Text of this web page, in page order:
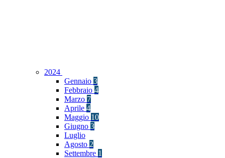
2024
Gennaio 3
Febbraio 4
Marzo 7
Aprile 4
Maggio 10
Giugno 3
Luglio
Agosto 2
Settembre 1